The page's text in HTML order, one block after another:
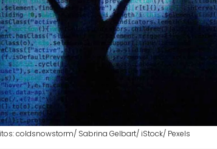
coldsnowstorm/ Sabrina Gelbart/ iStock/ Pexels